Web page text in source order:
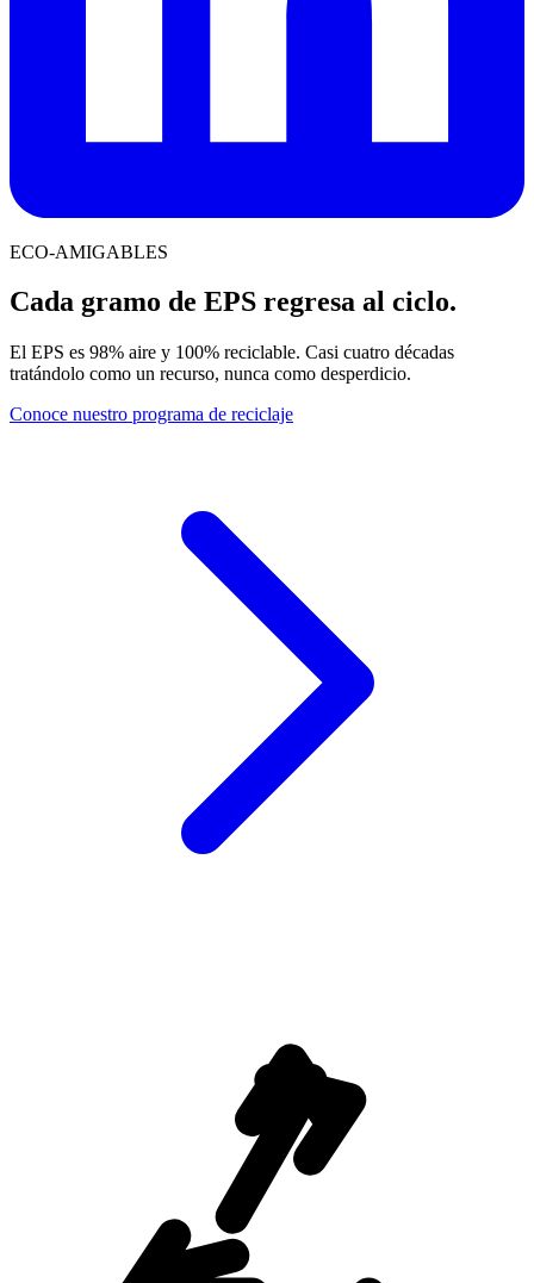
ECO-AMIGABLES
Cada gramo de EPS regresa al ciclo.
El EPS es 98% aire y 100% reciclable. Casi cuatro décadas
tratándolo como un recurso, nunca como desperdicio.
Conoce nuestro programa de reciclaje